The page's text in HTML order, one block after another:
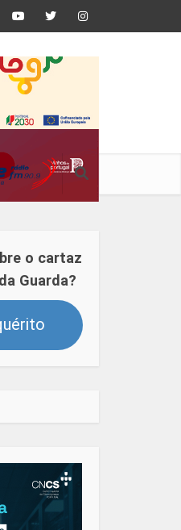
o cartaz
Guarda?